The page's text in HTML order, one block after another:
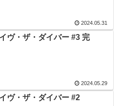
2024.05.31
ヴ・ザ・ダイバー #3 完
2024.05.29
ヴ・ザ・ダイバー #2